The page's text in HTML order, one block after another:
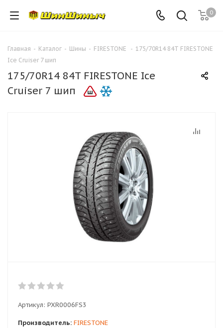
0
Главная - Каталог - Шины - FIRESTONE - 175/70R14 84T FIRESTONE
Ice Cruiser 7 шип
175/70R14 84T FIRESTONE Ice
Cruiser 7 шип
Артикул: PXR0006FS3
Производитель: FIRESTONE